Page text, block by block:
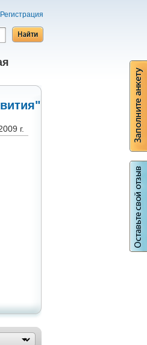
Регистрация
г.